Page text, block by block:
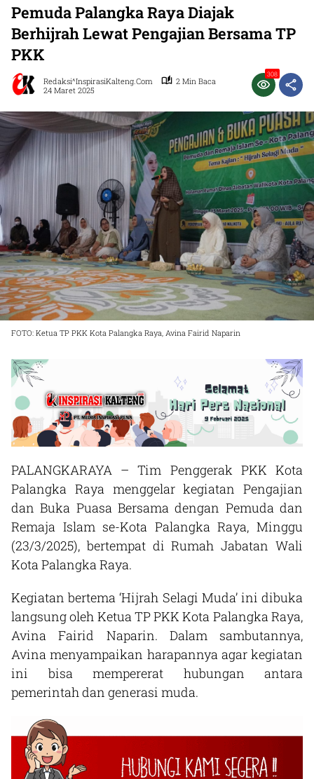
Pemuda Palangka Raya Diajak
Berhijrah Lewat Pengajian Bersama TP
PKK
Redaksi^InspirasiKalteng.com
2 Min Baca
24 Maret 2025
308
FOTO: Ketua TP PKK Kota Palangka Raya, Avina Fairid Naparin
PALANGKARAYA – Tim Penggerak PKK Kota
Palangka Raya menggelar kegiatan Pengajian
dan Buka Puasa Bersama dengan Pemuda dan
Remaja Islam se-Kota Palangka Raya, Minggu
(23/3/2025), bertempat di Rumah Jabatan Wali
Kota Palangka Raya.
Kegiatan bertema ‘Hijrah Selagi Muda’ ini dibuka
langsung oleh Ketua TP PKK Kota Palangka Raya,
Avina Fairid Naparin. Dalam sambutannya,
Avina menyampaikan harapannya agar kegiatan
ini bisa mempererat hubungan antara
pemerintah dan generasi muda.